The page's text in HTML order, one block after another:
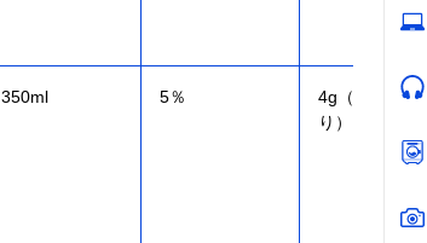
350ml 5％
4g（100mlあた
り）